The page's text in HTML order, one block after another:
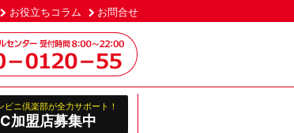
お役立ちコラム お問合せ
ビニ倶楽部が全力サポート！
加盟店募集中